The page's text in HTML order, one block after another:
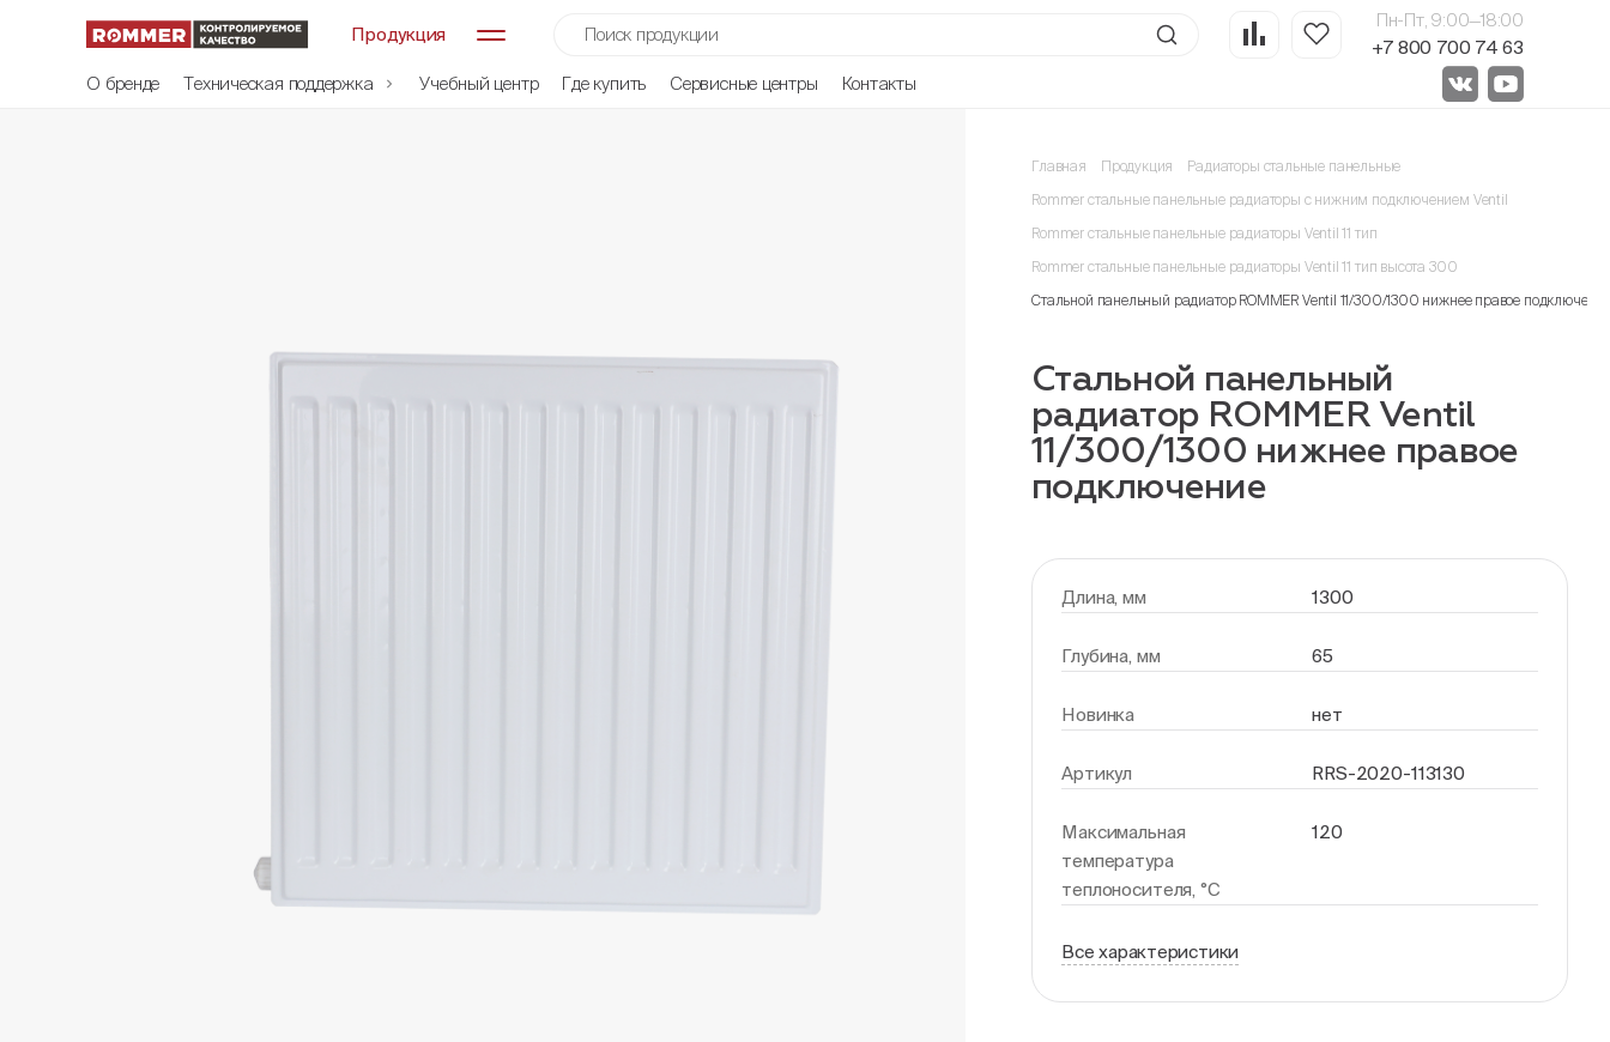
Продукция
Пн-Пт, 9:00—18:00
+7 800 700 74 63
О бренде
Техническая поддержка Учебный центр Где купить Сервисные центры Контакты
Главная Продукция Радиаторы стальные панельные
Rommer стальные панельные радиаторы с нижним подключением Ventil
Rommer стальные панельные радиаторы Ventil 11 тип
Rommer стальные панельные радиаторы Ventil 11 тип высота 300
Стальной панельный радиатор ROMMER Ventil 11/300/1300 нижнее правое подключение
Стальной панельный
радиатор ROMMER Ventil
11/300/1300 нижнее правое
подключение
Длина, мм 1300
Глубина, мм 65
Новинка нет
Артикул RRS-2020-113130
Максимальная
температура
теплоносителя, °С
120
Все характеристики